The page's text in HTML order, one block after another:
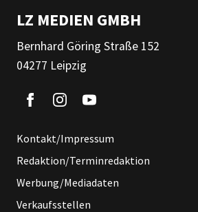
LZ MEDIEN GMBH
Bernhard Göring Straße 152
04277 Leipzig
Kontakt/Impressum
Redaktion/Terminredaktion
Werbung/Mediadaten
Verkaufsstellen